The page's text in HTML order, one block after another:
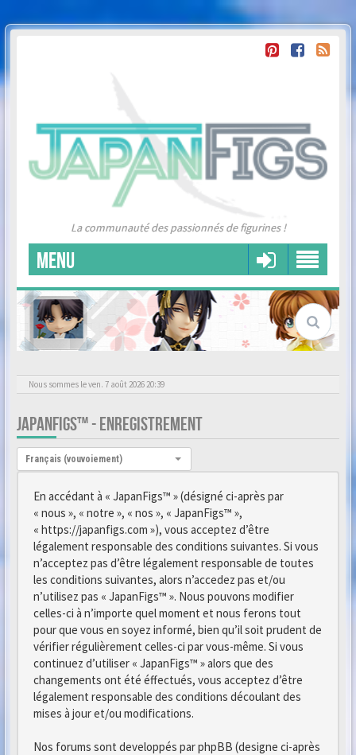
La communauté des passionnés de figurines !
MENU
Nous sommes le ven. 7 août 2026 20:39
JAPANFIGS™ - ENREGISTREMENT
Langue :
Français (vouvoiement)
En accédant à « JapanFigs™ » (désigné ci-après par
« nous », « notre », « nos », « JapanFigs™ »,
« https://japanfigs.com »), vous acceptez d’être
légalement responsable des conditions suivantes. Si vous
n’acceptez pas d’être légalement responsable de toutes
les conditions suivantes, alors n’accedez pas et/ou
n’utilisez pas « JapanFigs™ ». Nous pouvons modifier
celles-ci à n’importe quel moment et nous ferons tout
pour que vous en soyez informé, bien qu’il soit prudent de
vérifier régulièrement celles-ci par vous-même. Si vous
continuez d’utiliser « JapanFigs™ » alors que des
changements ont été éffectués, vous acceptez d’être
légalement responsable des conditions découlant des
mises à jour et/ou modifications.
Nos forums sont developpés par phpBB (designe ci-après